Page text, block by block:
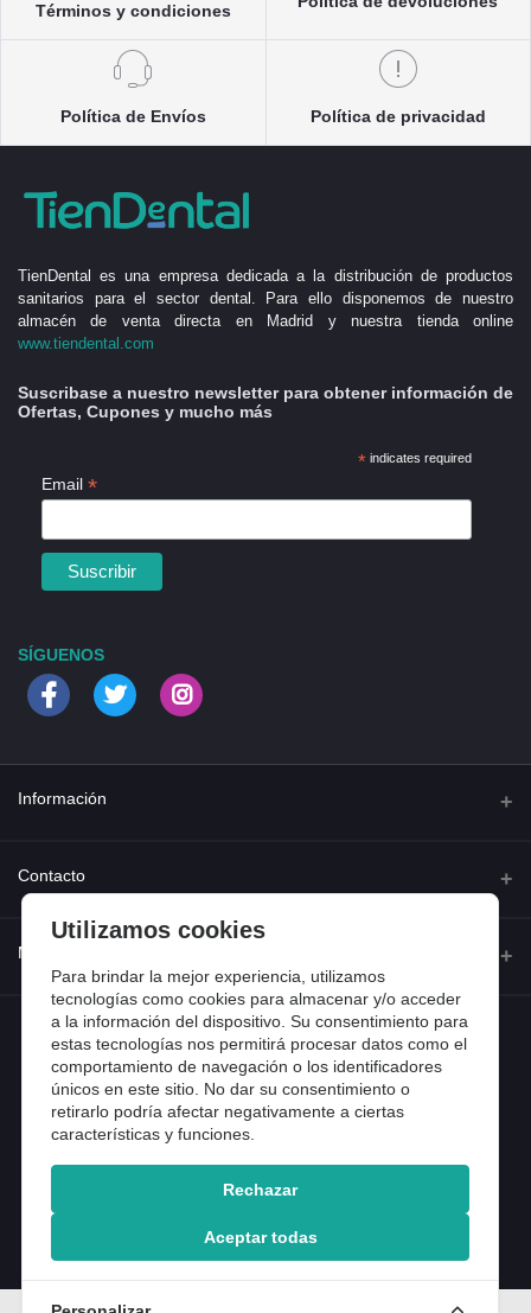
Términos y condiciones
Política de Envíos Política de privacidad
TienDental es una empresa dedicada a la distribución de productos
sanitarios para el sector dental. Para ello disponemos de nuestro
almacén de venta directa en Madrid y nuestra tienda online
www.tiendental.com
Suscribase a nuestro newsletter para obtener información de
Ofertas, Cupones y mucho más
*indicates required
Email *
SÍGUENOS
Información
Quienes somos
Preguntas frecuentes
Entradas de blog
Contacto
Calle Ferraz 42, Madrid
Teléfono
918 13 81 81
Email
info@tiendental.com
Mi cuenta
Iniciar sesión
Historial de pedidos
Mi lista de compra
Copyright 2025 © TienDental productos dentales, S.L..
Utilizamos cookies
Para brindar la mejor experiencia, utilizamos
tecnologías como cookies para almacenar y/o acceder
a la información del dispositivo. Su consentimiento para
estas tecnologías nos permitirá procesar datos como el
comportamiento de navegación o los identificadores
únicos en este sitio. No dar su consentimiento o
retirarlo podría afectar negativamente a ciertas
características y funciones.
Rechazar
Aceptar todas